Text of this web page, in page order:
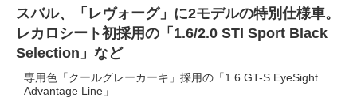
スバル、「レヴォーグ」に2モデルの特別仕様車。
レカロシート初採用の「1.6/2.0 STI Sport Black
Selection」など
専用色「クールグレーカーキ」採用の「1.6 GT-S EyeSight
Advantage Line」